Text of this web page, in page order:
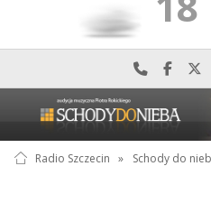
Najlepiej
Radio Szczecin » Schody do